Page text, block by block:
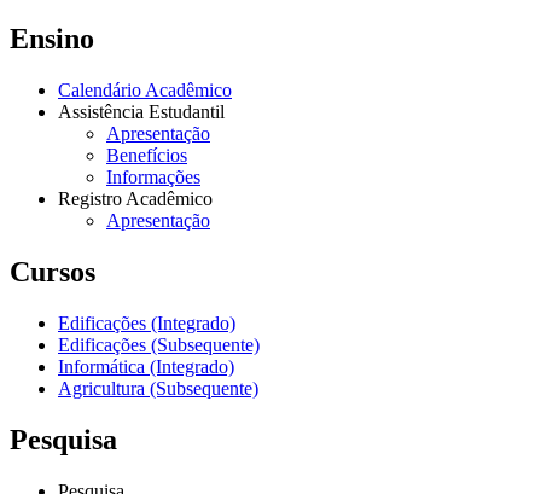
Ensino
Calendário Acadêmico
Assistência Estudantil
Apresentação
Benefícios
Informações
Registro Acadêmico
Apresentação
Cursos
Edificações (Integrado)
Edificações (Subsequente)
Informática (Integrado)
Agricultura (Subsequente)
Pesquisa